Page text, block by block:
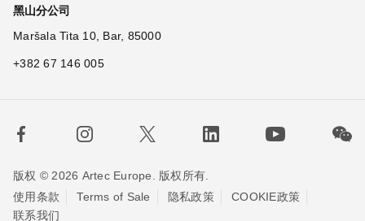
黑山分公司
Maršala Tita 10, Bar, 85000
+382 67 146 005
版权 © 2026 Artec Europe. 版权所有.
使用条款
Terms of Sale 隐私政策
COOKIE政策
联系我们